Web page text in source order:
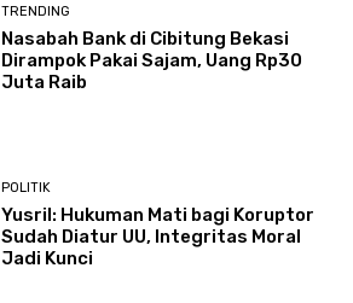
TRENDING
Nasabah Bank di Cibitung Bekasi
Dirampok Pakai Sajam, Uang Rp30
Juta Raib
POLITIK
Yusril: Hukuman Mati bagi Koruptor
Sudah Diatur UU, Integritas Moral
Jadi Kunci